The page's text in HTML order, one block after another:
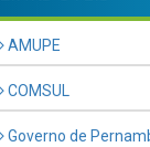
AMUPE
COMSUL
Governo de